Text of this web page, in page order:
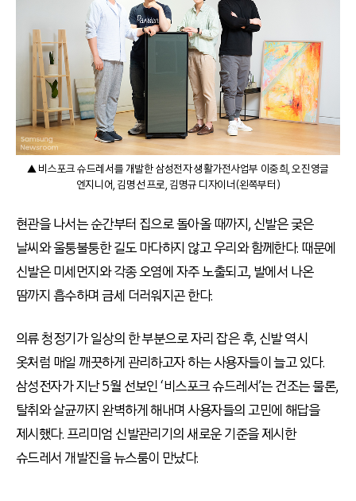
▲ 비스포크 슈드레서를 개발한 삼성전자 생활가전사업부 이중희, 오진영글
엔지니어, 김명선 프로, 김명규 디자이너(왼쪽부터)
현관을 나서는 순간부터 집으로 돌아올 때까지, 신발은 궂은
날씨와 울퉁불퉁한 길도 마다하지 않고 우리와 함께한다. 때문에
신발은 미세먼지와 각종 오염에 자주 노출되고, 발에서 나온
땀까지 흡수하며 금세 더러워지곤 한다.
의류 청정기가 일상의 한 부분으로 자리 잡은 후, 신발 역시
옷처럼 매일 깨끗하게 관리하고자 하는 사용자들이 늘고 있다.
삼성전자가 지난 5월 선보인 ‘비스포크 슈드레서’는 건조는 물론,
탈취와 살균까지 완벽하게 해내며 사용자들의 고민에 해답을
제시했다. 프리미엄 신발관리기의 새로운 기준을 제시한
슈드레서 개발진을 뉴스룸이 만났다.